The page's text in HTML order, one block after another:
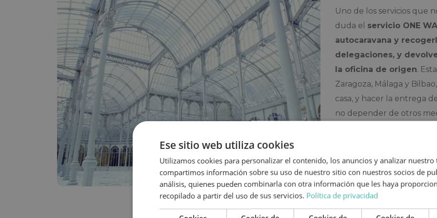
Uno de los servicios que
duda el servicio ONE
autocaravana y
delegaciones, y
la oficina de origen.
Zaragoza, Málaga y
casa, y hacer la entrega
no depender de otros
alcance en esta
Si estás interesado en
preguntar más
autocaravanas para
Ese sitio web utiliza cookies
Utilizamos cookies para personalizar el contenido, los anuncios y analizar nuestro
compartimos información sobre su uso de nuestro sitio con nuestros socios de
análisis, quienes pueden combinarla con otra información que les haya
recopilado a partir del uso de sus servicios. Política de privacidad